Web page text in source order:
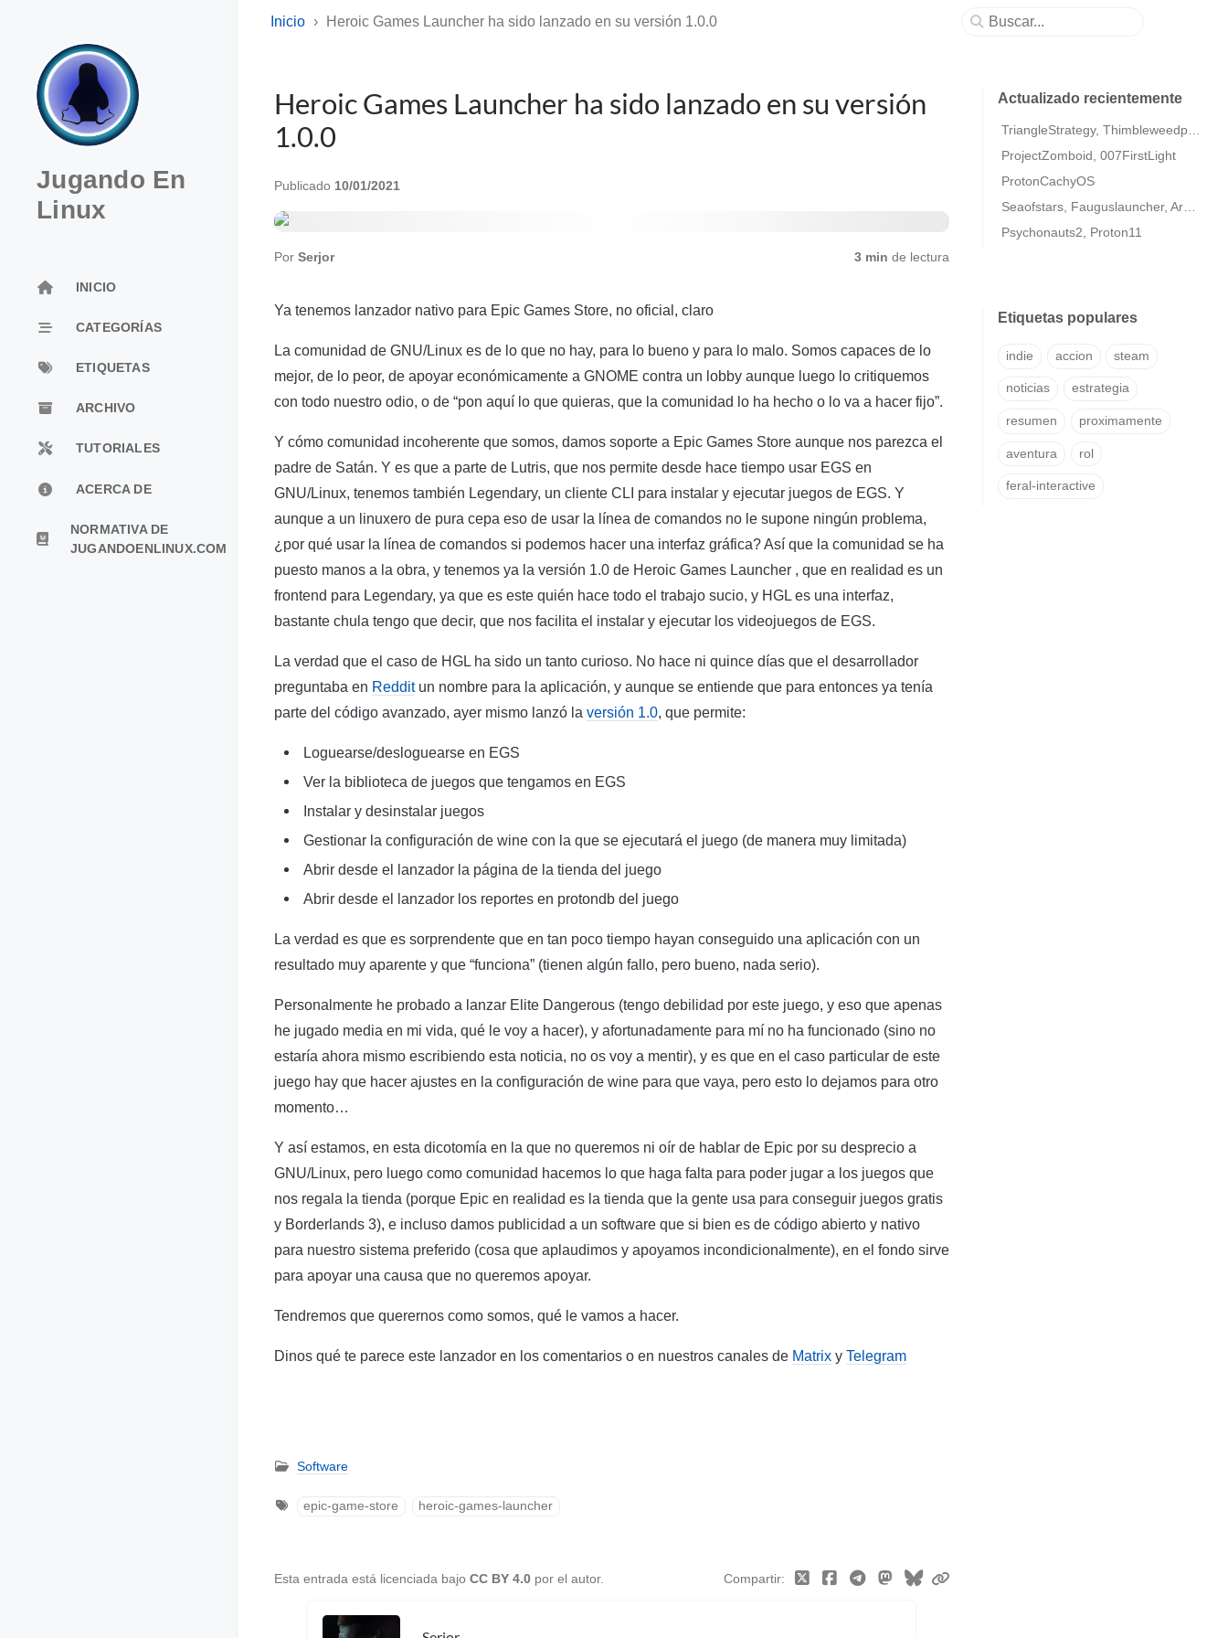
Jugando En
Linux
INICIO
CATEGORÍAS
ETIQUETAS
ARCHIVO
TUTORIALES
ACERCA DE
NORMATIVA DE
JUGANDOENLINUX.COM
Inicio Heroic Games Launcher ha sido lanzado en su versión 1.0.0
Heroic Games Launcher ha sido lanzado en su versión
1.0.0
Publicado 10/01/2021
Por Serjor 3 min de lectura
Ya tenemos lanzador nativo para Epic Games Store, no oficial, claro
La comunidad de GNU/Linux es de lo que no hay, para lo bueno y para lo malo. Somos capaces de lo
mejor, de lo peor, de apoyar económicamente a GNOME contra un lobby aunque luego lo critiquemos
con todo nuestro odio, o de “pon aquí lo que quieras, que la comunidad lo ha hecho o lo va a hacer fijo”.
Y cómo comunidad incoherente que somos, damos soporte a Epic Games Store aunque nos parezca el
padre de Satán. Y es que a parte de Lutris, que nos permite desde hace tiempo usar EGS en
GNU/Linux, tenemos también Legendary, un cliente CLI para instalar y ejecutar juegos de EGS. Y
aunque a un linuxero de pura cepa eso de usar la línea de comandos no le supone ningún problema,
¿por qué usar la línea de comandos si podemos hacer una interfaz gráfica? Así que la comunidad se ha
puesto manos a la obra, y tenemos ya la versión 1.0 de Heroic Games Launcher , que en realidad es un
frontend para Legendary, ya que es este quién hace todo el trabajo sucio, y HGL es una interfaz,
bastante chula tengo que decir, que nos facilita el instalar y ejecutar los videojuegos de EGS.
La verdad que el caso de HGL ha sido un tanto curioso. No hace ni quince días que el desarrollador
preguntaba en Redditun nombre para la aplicación, y aunque se entiende que para entonces ya tenía
parte del código avanzado, ayer mismo lanzó la versión 1.0, que permite:
Loguearse/desloguearse en EGS
Ver la biblioteca de juegos que tengamos en EGS
Instalar y desinstalar juegos
Gestionar la configuración de wine con la que se ejecutará el juego (de manera muy limitada)
Abrir desde el lanzador la página de la tienda del juego
Abrir desde el lanzador los reportes en protondb del juego
La verdad es que es sorprendente que en tan poco tiempo hayan conseguido una aplicación con un
resultado muy aparente y que “funciona” (tienen algún fallo, pero bueno, nada serio).
Personalmente he probado a lanzar Elite Dangerous (tengo debilidad por este juego, y eso que apenas
he jugado media en mi vida, qué le voy a hacer), y afortunadamente para mí no ha funcionado (sino no
estaría ahora mismo escribiendo esta noticia, no os voy a mentir), y es que en el caso particular de este
juego hay que hacer ajustes en la configuración de wine para que vaya, pero esto lo dejamos para otro
momento…
Y así estamos, en esta dicotomía en la que no queremos ni oír de hablar de Epic por su desprecio a
GNU/Linux, pero luego como comunidad hacemos lo que haga falta para poder jugar a los juegos que
nos regala la tienda (porque Epic en realidad es la tienda que la gente usa para conseguir juegos gratis
y Borderlands 3), e incluso damos publicidad a un software que si bien es de código abierto y nativo
para nuestro sistema preferido (cosa que aplaudimos y apoyamos incondicionalmente), en el fondo sirve
para apoyar una causa que no queremos apoyar.
Tendremos que querernos como somos, qué le vamos a hacer.
Dinos qué te parece este lanzador en los comentarios o en nuestros canales de Matrix y Telegram
Software
epic-game-store heroic-games-launcher
Esta entrada está licenciada bajo CC BY 4.0 por el autor. Compartir
Actualizado recientemente
ProjectZomboid, 007FirstLight
ProtonCachyOS
Psychonauts2, Proton11
Etiquetas populares
indie accion steam
noticias estrategia
resumen proximamente
aventura rol
feral-interactive